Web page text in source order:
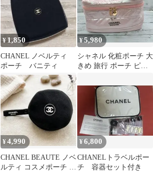
¥1,850
CHANEL ノベルティ
ポーチ バニティ
¥5,980
シャネル 化粧ポーチ 大
きめ 旅行 ポーチ ピン
¥4,990
CHANEL BEAUTE ノベ
ルティ コスメポーチ コ
¥6,800
CHANELトラベルポー
チ 容器セット付き